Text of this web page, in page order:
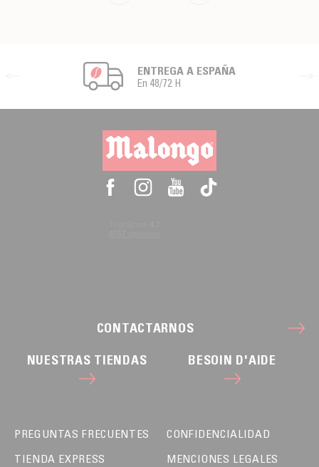
ENTREGA A ESPAÑA
En 48/72 H
CONTACTARNOS
NUESTRAS TIENDAS BESOIN D'AIDE
PREGUNTAS FRECUENTES
TIENDA EXPRESS
CONFIDENCIALIDAD
MENCIONES LEGALES